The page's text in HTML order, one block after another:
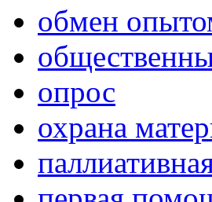
обмен
опрос
охрана